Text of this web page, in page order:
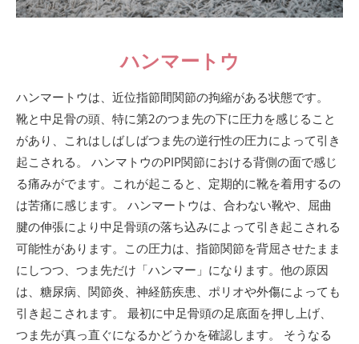
ハンマートウ
ハンマートウは、近位指節間関節の拘縮がある状態です。
靴と中足骨の頭、特に第2のつま先の下に圧力を感じること
があり、これはしばしばつま先の逆行性の圧力によって引き
起こされる。 ハンマトウのPIP関節における背側の面で感じ
る痛みがでます。これが起こると、定期的に靴を着用するの
は苦痛に感じます。 ハンマートウは、合わない靴や、屈曲
腱の伸張により中足骨頭の落ち込みによって引き起こされる
可能性があります。この圧力は、指節関節を背屈させたまま
にしつつ、つま先だけ「ハンマー」になります。他の原因
は、糖尿病、関節炎、神経筋疾患、ポリオや外傷によっても
引き起こされます。 最初に中足骨頭の足底面を押し上げ、
つま先が真っ直ぐになるかどうかを確認します。 そうなる